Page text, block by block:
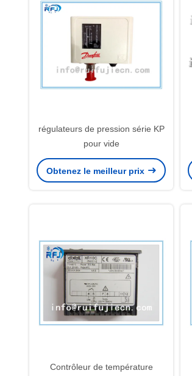
régulateurs de pression série KP
pour vide
Obtenez le meilleur prix
Contrôleur de température